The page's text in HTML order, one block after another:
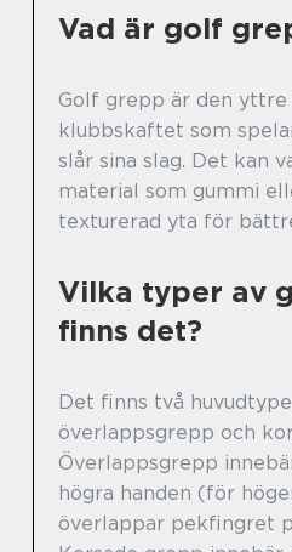
Vad är golf
Golf grepp är den yttre
klubbskaftet som
slår sina slag. Det kan
material som gummi
texturerad yta för
Vilka typer av
finns det?
Det finns två
överlappsgrepp och
Överlappsgrepp
högra handen (för
överlappar pekfingret